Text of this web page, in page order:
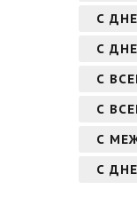
С
С
С
С
С
С